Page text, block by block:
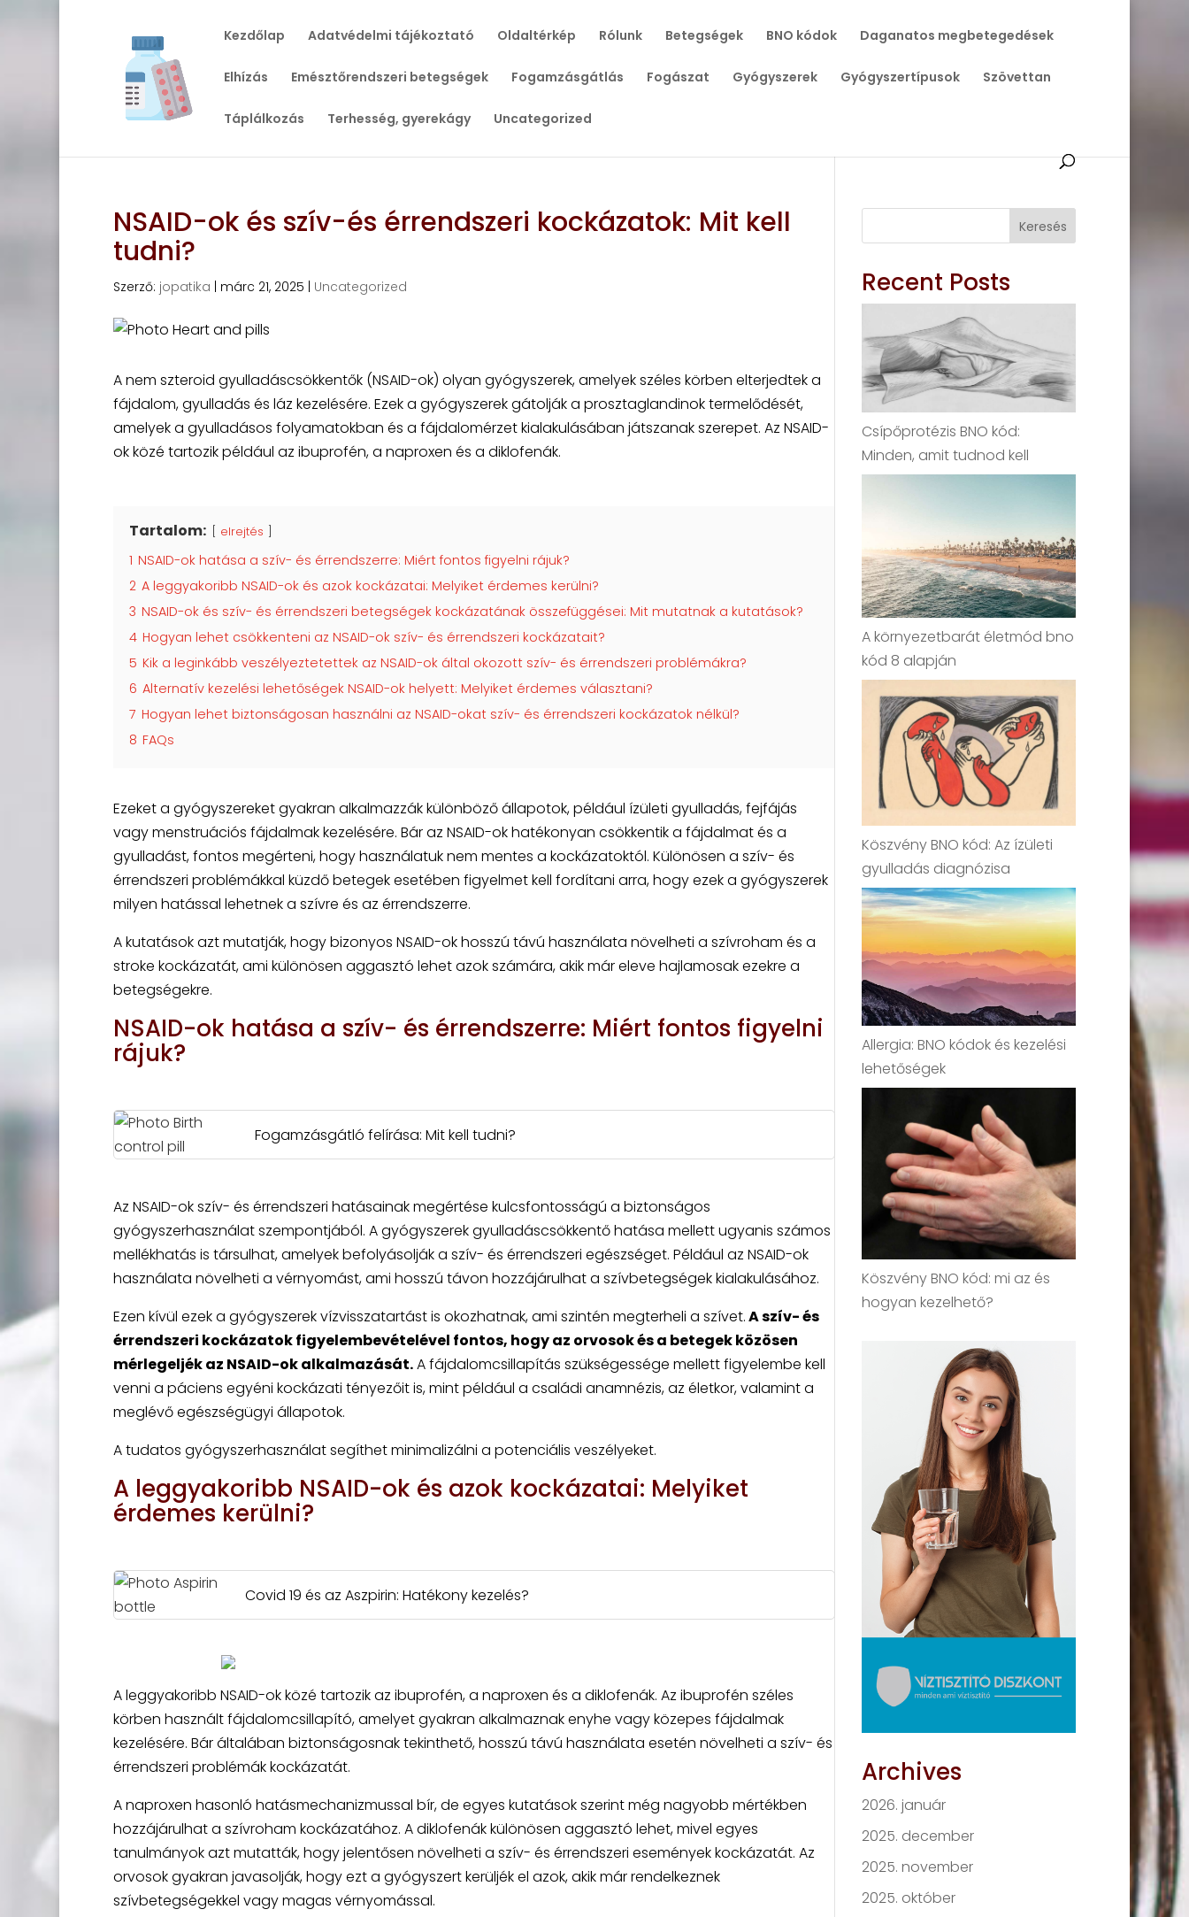
Kezdőlap Adatvédelmi tájékoztató Oldaltérkép Rólunk Betegségek BNO kódok Daganatos megbetegedések
Elhízás Emésztőrendszeri betegségek Fogamzásgátlás Fogászat Gyógyszerek Gyógyszertípusok Szövettan
Táplálkozás Terhesség, gyerekágy Uncategorized
NSAID-ok és szív-és érrendszeri kockázatok: Mit kell
tudni?
Szerző: jopatika márc 21, 2025 Uncategorized
A nem szteroid gyulladáscsökkentők (NSAID-ok) olyan gyógyszerek, amelyek széles körben elterjedtek a
fájdalom, gyulladás és láz kezelésére. Ezek a gyógyszerek gátolják a prosztaglandinok termelődését,
amelyek a gyulladásos folyamatokban és a fájdalomérzet kialakulásában játszanak szerepet. Az NSAID-
ok közé tartozik például az ibuprofén, a naproxen és a diklofenák.
Tartalom: elrejtés
1 NSAID-ok hatása a szív- és érrendszerre: Miért fontos figyelni rájuk?
2 A leggyakoribb NSAID-ok és azok kockázatai: Melyiket érdemes kerülni?
3 NSAID-ok és szív- és érrendszeri betegségek kockázatának összefüggései: Mit mutatnak a kutatások?
4 Hogyan lehet csökkenteni az NSAID-ok szív- és érrendszeri kockázatait?
5 Kik a leginkább veszélyeztetettek az NSAID-ok által okozott szív- és érrendszeri problémákra?
6 Alternatív kezelési lehetőségek NSAID-ok helyett: Melyiket érdemes választani?
7 Hogyan lehet biztonságosan használni az NSAID-okat szív- és érrendszeri kockázatok nélkül?
8 FAQs
Ezeket a gyógyszereket gyakran alkalmazzák különböző állapotok, például ízületi gyulladás, fejfájás
vagy menstruációs fájdalmak kezelésére. Bár az NSAID-ok hatékonyan csökkentik a fájdalmat és a
gyulladást, fontos megérteni, hogy használatuk nem mentes a kockázatoktól. Különösen a szív- és
érrendszeri problémákkal küzdő betegek esetében figyelmet kell fordítani arra, hogy ezek a gyógyszerek
milyen hatással lehetnek a szívre és az érrendszerre.
A kutatások azt mutatják, hogy bizonyos NSAID-ok hosszú távú használata növelheti a szívroham és a
stroke kockázatát, ami különösen aggasztó lehet azok számára, akik már eleve hajlamosak ezekre a
betegségekre.
NSAID-ok hatása a szív- és érrendszerre: Miért fontos figyelni
rájuk?
Fogamzásgátló felírása: Mit kell tudni?
Az NSAID-ok szív- és érrendszeri hatásainak megértése kulcsfontosságú a biztonságos
gyógyszerhasználat szempontjából. A gyógyszerek gyulladáscsökkentő hatása mellett ugyanis számos
mellékhatás is társulhat, amelyek befolyásolják a szív- és érrendszeri egészséget. Például az NSAID-ok
használata növelheti a vérnyomást, ami hosszú távon hozzájárulhat a szívbetegségek kialakulásához.
Ezen kívül ezek a gyógyszerek vízvisszatartást is okozhatnak, ami szintén megterheli a szívet.A szív- és
érrendszeri kockázatok figyelembevételével fontos, hogy az orvosok és a betegek közösen
mérlegeljék az NSAID-ok alkalmazását.A fájdalomcsillapítás szükségessége mellett figyelembe kell
venni a páciens egyéni kockázati tényezőit is, mint például a családi anamnézis, az életkor, valamint a
meglévő egészségügyi állapotok.
A tudatos gyógyszerhasználat segíthet minimalizálni a potenciális veszélyeket.
A leggyakoribb NSAID-ok és azok kockázatai: Melyiket
érdemes kerülni?
Covid 19 és az Aszpirin: Hatékony kezelés?
A leggyakoribb NSAID-ok közé tartozik az ibuprofén, a naproxen és a diklofenák. Az ibuprofén széles
körben használt fájdalomcsillapító, amelyet gyakran alkalmaznak enyhe vagy közepes fájdalmak
kezelésére. Bár általában biztonságosnak tekinthető, hosszú távú használata esetén növelheti a szív- és
érrendszeri problémák kockázatát.
A naproxen hasonló hatásmechanizmussal bír, de egyes kutatások szerint még nagyobb mértékben
hozzájárulhat a szívroham kockázatához. A diklofenák különösen aggasztó lehet, mivel egyes
tanulmányok azt mutatták, hogy jelentősen növelheti a szív- és érrendszeri események kockázatát. Az
orvosok gyakran javasolják, hogy ezt a gyógyszert kerüljék el azok, akik már rendelkeznek
szívbetegségekkel vagy magas vérnyomással.
Keresés
Recent Posts
Csípőprotézis BNO kód:
Minden, amit tudnod kell
A környezetbarát életmód bno
kód 8 alapján
Köszvény BNO kód: Az ízületi
gyulladás diagnózisa
Allergia: BNO kódok és kezelési
lehetőségek
Köszvény BNO kód: mi az és
hogyan kezelhető?
Archives
2026. január
2025. december
2025. november
2025. október